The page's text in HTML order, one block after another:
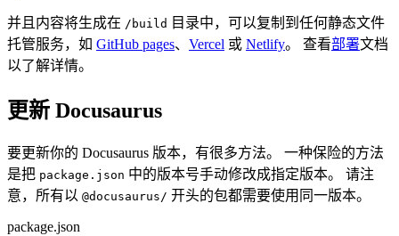
并且内容将生成在 /build 目录中，可以复制到任何静态文件
托管服务，如 GitHub pages、 Vercel 或 Netlify。 查看部署文档
以了解详情。
更新 Docusaurus
要更新你的 Docusaurus 版本，有很多方法。 一种保险的方法
是把 package.json 中的版本号手动修改成指定版本。 请注
意，所有以 @docusaurus/ 开头的包都需要使用同一版本。
package.json